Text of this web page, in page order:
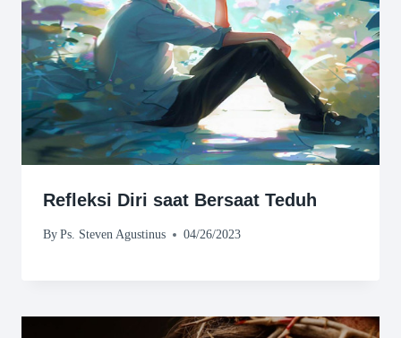
Refleksi Diri saat Bersaat Teduh
By Ps. Steven Agustinus 04/26/2023